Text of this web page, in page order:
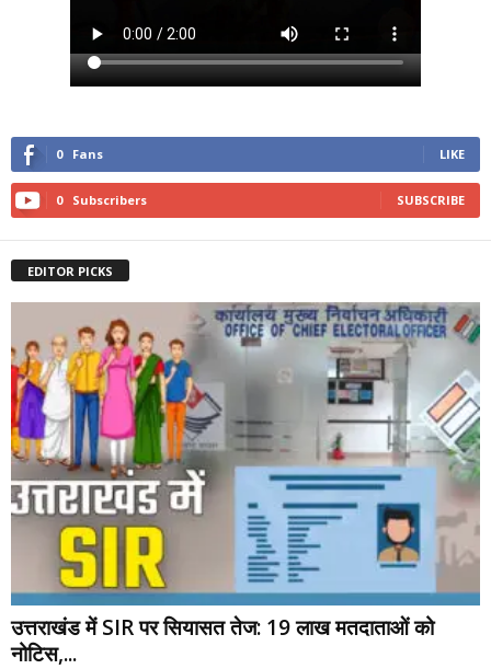
0 Fans LIKE
0 Subscribers SUBSCRIBE
EDITOR PICKS
उत्तराखंड में SIR पर सियासत तेज: 19 लाख मतदाताओं को
नोटिस,...